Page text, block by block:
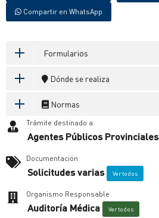
Compartir en WhatsApp
Formularios
Dónde se realiza
Normas
Trámite destinado a
Agentes Públicos Provinciales
Documentación
Solicitudes varias Ver todos
Organismo Responsable
Auditoría Médica Ver todos